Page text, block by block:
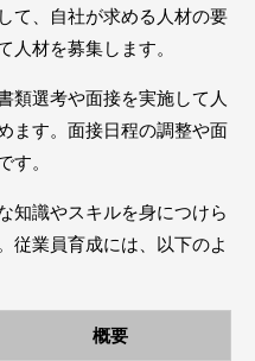
て、自社が求める人材の要
人材を募集します。
類選考や面接を実施して人
ます。面接日程の調整や面
す。
知識やスキルを身につけら
従業員育成には、以下のよ
概要